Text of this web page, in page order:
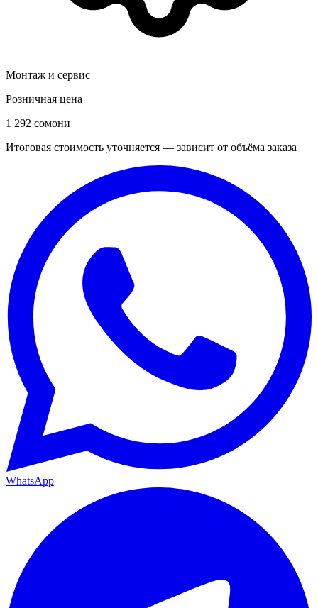
Монтаж и сервис
Розничная цена
1 292 сомони
Итоговая стоимость уточняется — зависит от объёма заказа
WhatsApp